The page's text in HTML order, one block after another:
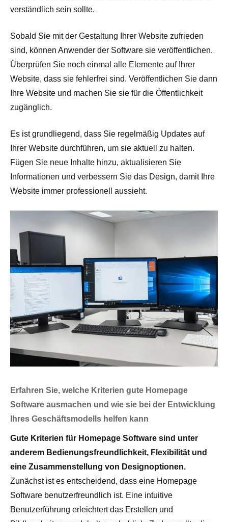
verständlich sein sollte.
Sobald Sie mit der Gestaltung Ihrer Website zufrieden
sind, können Anwender der Software sie veröffentlichen.
Überprüfen Sie noch einmal alle Elemente auf Ihrer
Website, dass sie fehlerfrei sind. Veröffentlichen Sie dann
Ihre Website und machen Sie sie für die Öffentlichkeit
zugänglich.
Es ist grundliegend, dass Sie regelmäßig Updates auf
Ihrer Website durchführen, um sie aktuell zu halten.
Fügen Sie neue Inhalte hinzu, aktualisieren Sie
Informationen und verbessern Sie das Design, damit Ihre
Website immer professionell aussieht.
Erfahren Sie, welche Kriterien gute Homepage
Software ausmachen und wie sie bei der Entwicklung
Ihres Geschäftsmodells helfen kann
Gute Kriterien für Homepage Software sind unter
anderem Bedienungsfreundlichkeit, Flexibilität und
eine Zusammenstellung von Designoptionen.
Zunächst ist es entscheidend, dass eine Homepage
Software benutzerfreundlich ist. Eine intuitive
Benutzerführung erleichtert das Erstellen und